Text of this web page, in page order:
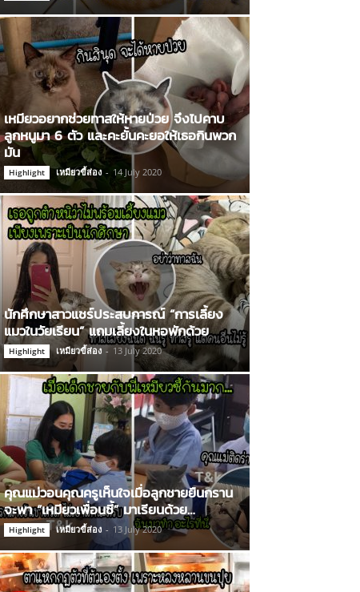
เหมียวอยากช่วยทาสให้หายป่วย จึงไปคาบ
ลูกหนูมา 6 ตัว และคะยั้นคะยอให้เธอกินพวก
มัน
Highlight เหมียวขี้ส่อง - 14 July 2020
นักศึกษาสาวแชร์ประสบการณ์ “การเลี้ยง
แมวในวัยเรียน” แถมเลี้ยงในหอพักด้วย
Highlight เหมียวขี้ส่อง - 13 July 2020
คุณแม่วอนคุณครูเห็นใจเมื่อลูกชายยืนกราน
จะพา “เหมียวเพื่อนซี้” มาเรียนด้วย…
Highlight เหมียวขี้ส่อง - 13 July 2020